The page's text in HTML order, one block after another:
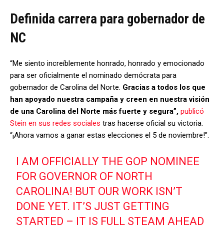
Definida carrera para gobernador de
NC
“Me siento increíblemente honrado, honrado y emocionado
para ser oficialmente el nominado demócrata para
gobernador de Carolina del Norte. Gracias a todos los que
han apoyado nuestra campaña y creen en nuestra visión
de una Carolina del Norte más fuerte y segura”, publicó
Stein en sus redes sociales tras hacerse oficial su victoria.
“¡Ahora vamos a ganar estas elecciones el 5 de noviembre!”.
I AM OFFICIALLY THE GOP NOMINEE
FOR GOVERNOR OF NORTH
CAROLINA! BUT OUR WORK ISN’T
DONE YET. IT’S JUST GETTING
STARTED – IT IS FULL STEAM AHEAD